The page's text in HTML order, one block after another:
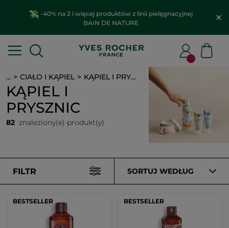
Wybierz swój rabat
Zaoszczędź aż do 80 zł z kodami
OFF80, OFF60 i OFF20
... CIAŁO I KĄPIEL KĄPIEL I PRYSZNIC
KĄPIEL I
PRYSZNIC
82 znaleziony(e) produkt(y)
FILTR SORTUJ WEDŁUG
BESTSELLER BESTSELLER